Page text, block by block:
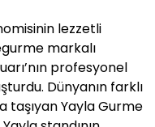
lezzetli
markalı
profesyonel
Dünyanın farklı
taşıyan Yayla Gurme